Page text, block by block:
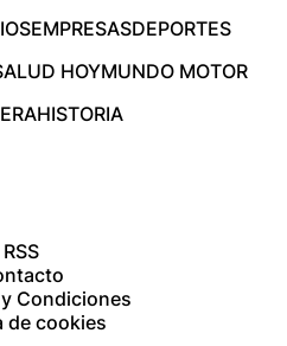
EMPRESASDEPORTES
HOYMUNDO MOTOR
HISTORIA
RSS
Condiciones
de cookies